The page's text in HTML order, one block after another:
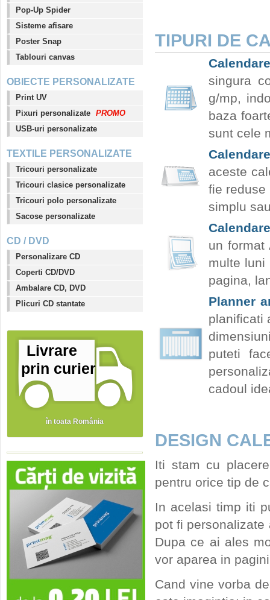
Pop-Up Spider
Sisteme afisare
Poster Snap
Tablouri canvas
OBIECTE PERSONALIZATE
Print UV
Pixuri personalizate PROMO
USB-uri personalizate
TEXTILE PERSONALIZATE
Tricouri personalizate
Tricouri clasice personalizate
Tricouri polo personalizate
Sacose personalizate
CD / DVD
Personalizare CD
Coperti CD/DVD
Ambalare CD, DVD
Plicuri CD stantate
Livrare
prin curier
în toata România
TIPURI DE
singura
g/mp,
baza
sunt cele
aceste
fie reduse
simplu
un
multe luni
pagina,
Planner
planificati
puteti
cadoul
DESIGN
Iti stam cu
pentru orice tip de
In acelasi timp iti
pot fi
Dupa ce ai ales
vor aparea in
Cand vine vorba